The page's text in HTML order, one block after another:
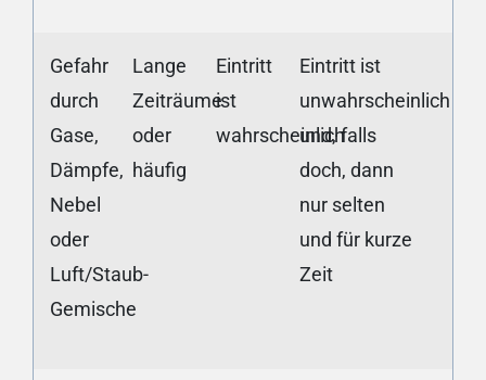
Gefahr
durch
Gase,
Dämpfe,
Nebel
oder
Luft/Staub-
Gemische
Lange
Zeiträume
oder
häufig
Eintritt
ist
wahrscheinlich
Eintritt ist
unwahrscheinlich
und, falls
doch, dann
nur selten
und für kurze
Zeit